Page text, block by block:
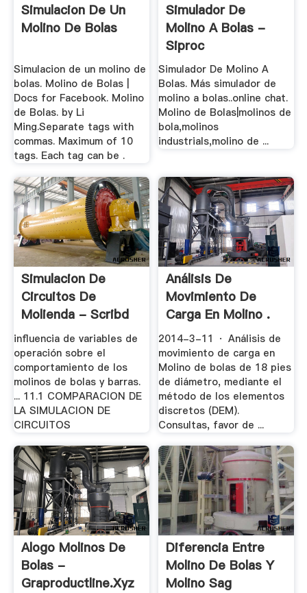
Simulacion De Un
Molino De Bolas
Simulacion de un molino de
bolas. Molino de Bolas |
Docs for Facebook. Molino
de Bolas. by Li
Ming.Separate tags with
commas. Maximum of 10
tags. Each tag can be .
Simulador De
Molino A Bolas -
Siproc
Simulador De Molino A
Bolas. Más simulador de
molino a bolas..online chat.
Molino de Bolas|molinos de
bola,molinos
industrials,molino de ...
Simulacion De
Circuitos De
Molienda - Scribd
influencia de variables de
operación sobre el
comportamiento de los
molinos de bolas y barras.
... 11.1 COMPARACION DE
LA SIMULACION DE
CIRCUITOS
Análisis De
Movimiento De
Carga En Molino .
2014-3-11 · Análisis de
movimiento de carga en
Molino de bolas de 18 pies
de diámetro, mediante el
método de los elementos
discretos (DEM).
Consultas, favor de ...
Alogo Molinos De
Bolas -
Graproductline.xyz
Diferencia Entre
Molino De Bolas Y
Molino Sag